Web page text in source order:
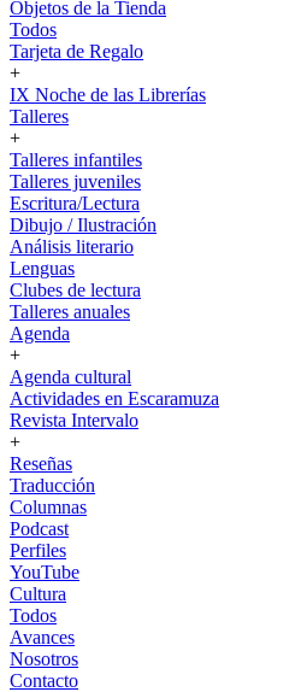
Objetos de la Tienda
Todos
Tarjeta de Regalo
+
IX Noche de las Librerías
Talleres
+
Talleres infantiles
Talleres juveniles
Escritura/Lectura
Dibujo / Ilustración
Análisis literario
Lenguas
Clubes de lectura
Talleres anuales
Agenda
+
Agenda cultural
Actividades en Escaramuza
Revista Intervalo
+
Reseñas
Traducción
Columnas
Podcast
Perfiles
YouTube
Cultura
Todos
Avances
Nosotros
Contacto